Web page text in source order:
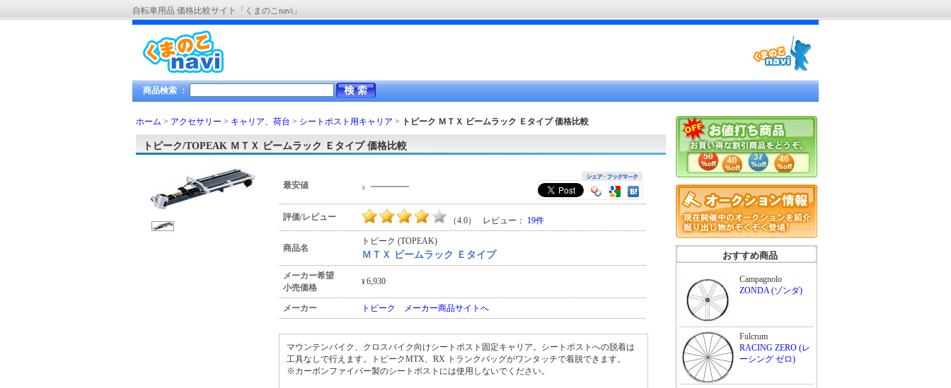
自転車用品 価格比較サイト「くまのこnavi」
商品検索 ：
ホーム > アクセサリー > キャリア、荷台 > シートポスト用キャリア > トピーク ＭＴＸ ビームラック Ｅタイプ価格比較
トピーク/TOPEAK ＭＴＸ ビームラック Ｅタイプ 価格比較
最安値 ¥ ―――
評価/レビュー （4.0） レビュー： 19件
商品名
トピーク (TOPEAK)
ＭＴＸ ビームラック Ｅタイプ
メーカー希望
小売価格
¥6,930
メーカー トピーク メーカー商品サイトへ
マウンテンバイク、クロスバイク向けシートポスト固定キャリア。シートポストへの脱着は
工具なしで行えます。トピークMTX、RX トランクバッグがワンタッチで着脱できます。
※カーボンファイバー製のシートポストには使用しないでください。
おすすめ商品
Campagnolo
ZONDA (ゾンダ)
Fulcrum
RACING ZERO (レ
ーシング ゼロ)